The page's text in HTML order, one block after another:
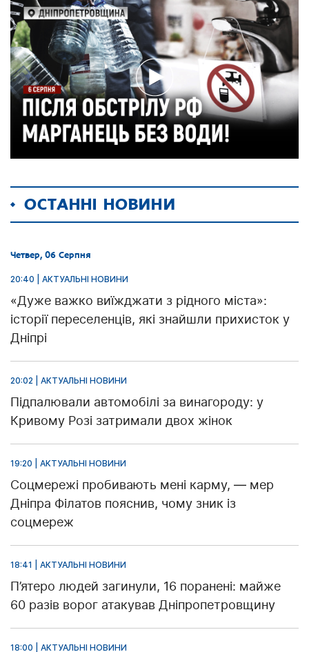
ОСТАННІ НОВИНИ
Четвер, 06 Серпня
20:40 | АКТУАЛЬНІ НОВИНИ
«Дуже важко виїжджати з рідного міста»:
історії переселенців, які знайшли прихисток у
Дніпрі
20:02 | АКТУАЛЬНІ НОВИНИ
Підпалювали автомобілі за винагороду: у
Кривому Розі затримали двох жінок
19:20 | АКТУАЛЬНІ НОВИНИ
Соцмережі пробивають мені карму, — мер
Дніпра Філатов пояснив, чому зник із
соцмереж
18:41 | АКТУАЛЬНІ НОВИНИ
П’ятеро людей загинули, 16 поранені: майже
60 разів ворог атакував Дніпропетровщину
18:00 | АКТУАЛЬНІ НОВИНИ